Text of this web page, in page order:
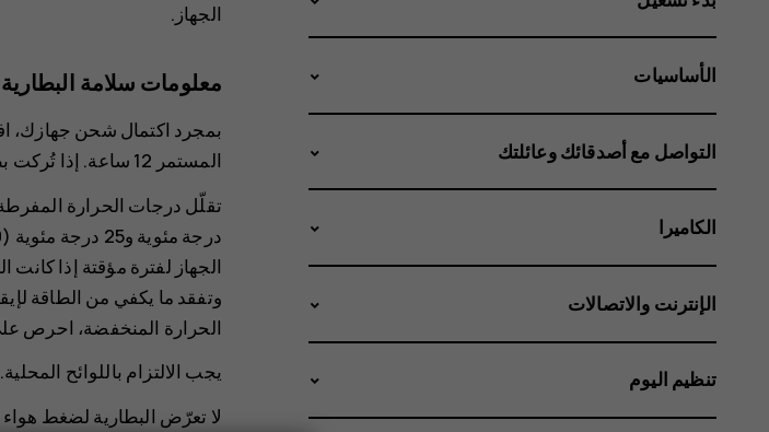
الجهاز.
معلومات سلامة
بمجرد اكتمال شحن جهازك،
المستمر 12 ساعة. إذا تُركت بطارية كاملة الشحن دون استخدامها، فستفقد شحنتها تلقائيًا بمرور الوقت.
الجهاز لفترة مؤقتة إذا
وتفقد ما يكفي من الطاقة
الحرارة المنخفضة، احرص
‏‫يجب الالتزام باللوائح
لا تعرّض البطارية لضغط هواء
الأساسيات
التواصل مع أصدقائك وعائلتك
الكاميرا
الإنترنت والاتصالات
تنظيم اليوم